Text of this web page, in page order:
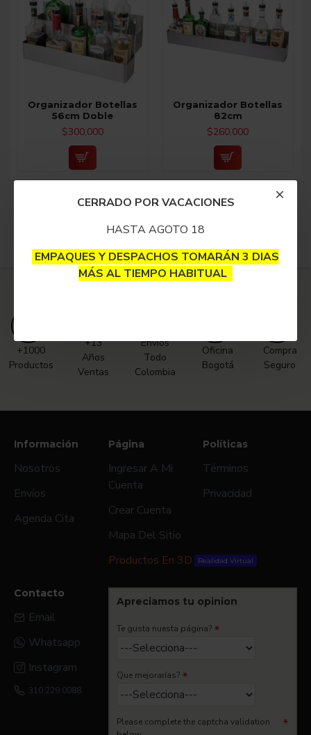
CERRADO POR VACACIONES
HASTA AGOTO 18
EMPAQUES Y DESPACHOS TOMARÁN 3 DIAS
MÁS AL TIEMPO HABITUAL
Organizador Botellas
56cm Doble
$300,000
Organizador Botellas
82cm
$260,000
Fin del listado.
+1000
Productos
+13
Años
Ventas
Envíos
Todo
Colombia
Oficina
Bogotá
Compra
Seguro
Información
Nosotros
Envíos
Agenda Cita
Página
Ingresar A Mi
Cuenta
Crear Cuenta
Mapa Del Sitio
Productos En 3D
Realidad Virtual
Políticas
Términos
Privacidad
Contacto
Email
Whatsapp
Instagram
310.229.0088
Apreciamos tu opinion
Te gusta nuesta página?
Que mejorarías?
Please complete the captcha validation